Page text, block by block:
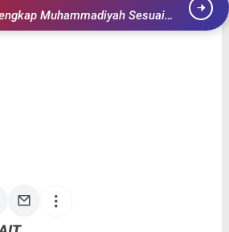
Muhammadiyah Sesuai
SAW